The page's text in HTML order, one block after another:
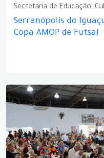
Secretaria de Educação,
Serranópolis do
Copa AMOP de Futsal